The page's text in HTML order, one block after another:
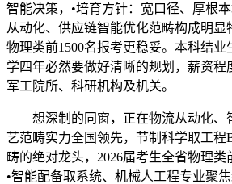
智能决策，•培育方针：宽口径、厚根
从动化、供应链智能优化范畴构成明显
物理类前1500名报考更稳妥。本科结业
学四年必然要做好清晰的规划，薪资程
军工院所、科研机构及机关。
想深制的同窗，正在物流从动化、
艺范畴实力全国领先，节制科学取工程
畴的绝对龙头，2026届考生全省物理类
•智能配备取系统、机械人工程专业聚